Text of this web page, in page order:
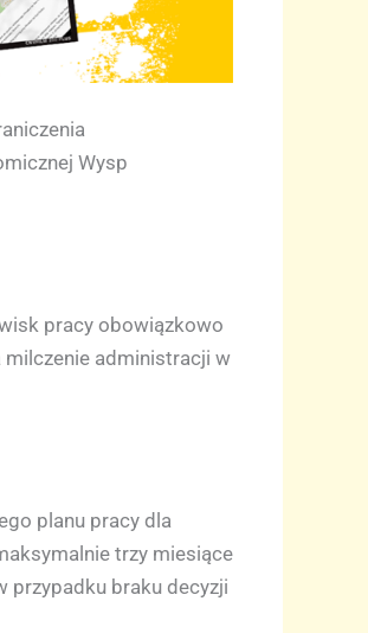
Wysp
pracy obowiązkowo
milczenie administracji w
planu pracy dla
trzy miesiące
przypadku braku decyzji